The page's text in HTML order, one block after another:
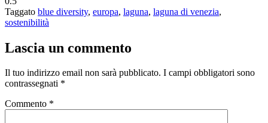
Taggato blue diversity, europa, laguna, laguna di venezia,
sostenibilità
Lascia un commento
Il tuo indirizzo email non sarà pubblicato. I campi obbligatori sono
contrassegnati *
Commento *